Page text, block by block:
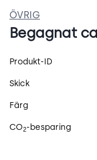
ÖVRIG
Begagnat
Produkt-ID
Skick
Färg
CO2-besparing